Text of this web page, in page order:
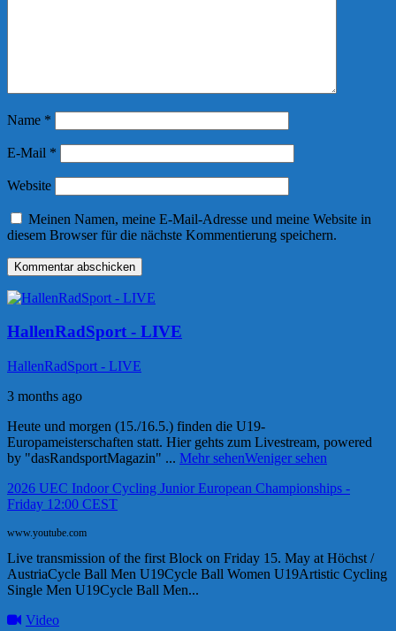
Name *
E-Mail *
Website
Meinen Namen, meine E-Mail-Adresse und meine Website in
diesem Browser für die nächste Kommentierung speichern.
HallenRadSport - LIVE
HallenRadSport - LIVE
3 months ago
Heute und morgen (15./16.5.) finden die U19-
Europameisterschaften statt. Hier gehts zum Livestream, powered
by "dasRandsportMagazin" ... Mehr sehenWeniger sehen
2026 UEC Indoor Cycling Junior European Championships -
Friday 12:00 CEST
www.youtube.com
Live transmission of the first Block on Friday 15. May at Höchst /
AustriaCycle Ball Men U19Cycle Ball Women U19Artistic Cycling
Single Men U19Cycle Ball Men...
Video